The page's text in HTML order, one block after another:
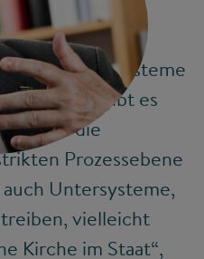
als Systeme
In solchen gibt es
denen die
Prozessebene
Untersysteme,
vielleicht
Kirche im Staat“,